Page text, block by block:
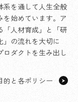
系を通して人生全般
を始めています。ア
「人材育成」と「研
」の流れを大切に
ロダクトを生み出し
的と各ポリシー